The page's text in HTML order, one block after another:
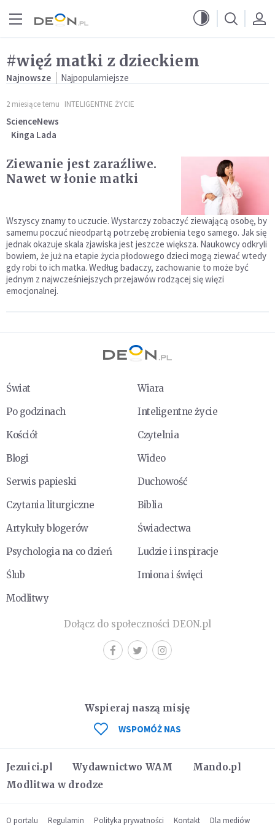
#więź matki z dzieckiem
Najnowsze Najpopularniejsze
2 miesiące temu INTELIGENTNE ŻYCIE
ScienceNews
Kinga Lada
Ziewanie jest zaraźliwe.
Nawet w łonie matki
Wszyscy znamy to uczucie. Wystarczy zobaczyć ziewającą osobę, by
samemu poczuć nieodpartą potrzebę zrobienia tego samego. Jak się
jednak okazuje skala zjawiska jest jeszcze większa. Naukowcy odkryli
bowiem, że już na etapie życia płodowego dzieci mogą ziewać wtedy
gdy robi to ich matka. Według badaczy, zachowanie to może być
jednym z najwcześniejszych przejawów rodzącej się więzi
emocjonalnej.
Świat
Wiara
Po godzinach
Inteligentne życie
Kościół
Czytelnia
Blogi
Wideo
Serwis papieski
Duchowość
Czytania liturgiczne
Biblia
Artykuły blogerów
Świadectwa
Psychologia na co dzień
Ludzie i inspiracje
Ślub
Imiona i święci
Modlitwy
Dołącz do społeczności DEON.pl
Jezuici.pl Wydawnictwo WAM
Mando.pl
Modlitwa w drodze
Wspieraj naszą misję
WSPOMÓŻ NAS
O portalu Regulamin Polityka prywatności Kontakt Dla mediów